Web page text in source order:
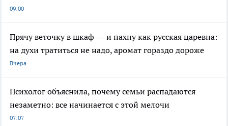
09:00
Прячу веточку в шкаф — и пахну как русская царевна:
на духи тратиться не надо, аромат гораздо дороже
Вчера
Психолог объяснила, почему семьи распадаются
незаметно: все начинается с этой мелочи
07:07